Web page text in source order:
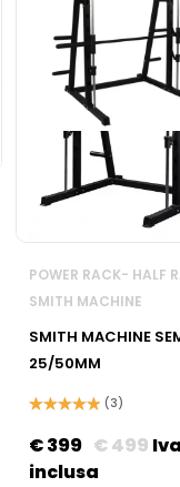
POWER RACK- HALF
SMITH MACHINE
SMITH MACHINE
25/50MM
5.00su 5
(3)
€499
€399
Iva
inclusa